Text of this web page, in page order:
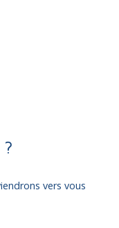
vers vous